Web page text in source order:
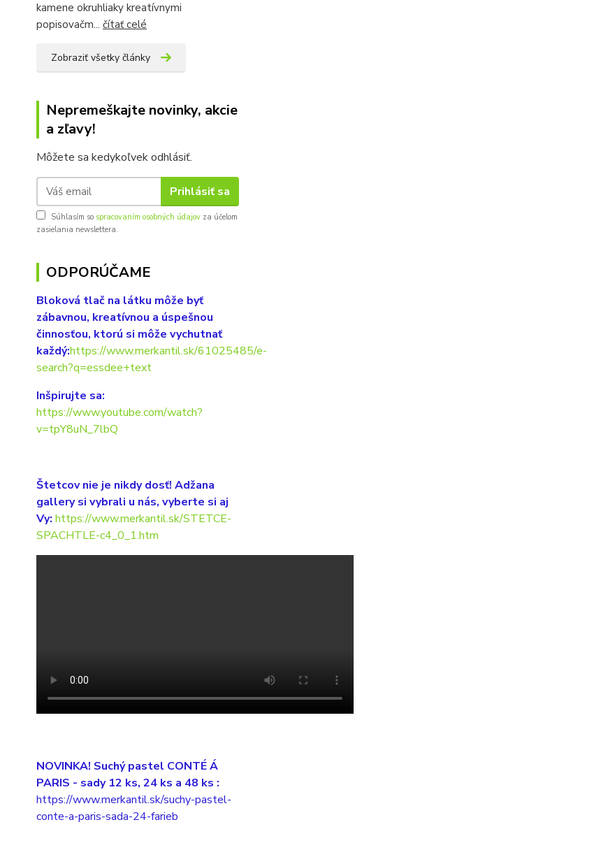
kamene okruhliaky kreatívnymi
popisovačm... čítať celé
Zobraziť všetky články
Nepremeškajte novinky, akcie
a zľavy!
Môžete sa kedykoľvek odhlásiť.
Prihlásiť sa
Súhlasím so spracovaním osobných údajov za účelom
zasielania newslettera.
ODPORÚČAME
Bloková tlač na látku môže byť
zábavnou, kreatívnou a úspešnou
činnosťou, ktorú si môže vychutnať
každý:https://www.merkantil.sk/61025485/e-
search?q=essdee+text
Inšpirujte sa:
https://www.youtube.com/watch?
v=tpY8uN_7lbQ
Štetcov nie je nikdy dosť! Adžana
gallery si vybrali u nás, vyberte si aj
Vy: https://www.merkantil.sk/STETCE-
SPACHTLE-c4_0_1.htm
NOVINKA! Suchý pastel CONTÉ Á
PARIS - sady 12 ks, 24 ks a 48 ks :
https://www.merkantil.sk/suchy-pastel-
conte-a-paris-sada-24-farieb